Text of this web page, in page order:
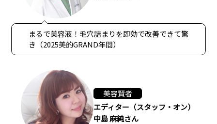
まるで美容液！毛穴詰まりを即効で改善できて驚
き（2025美的GRAND年間）
美容賢者
エディター（スタッフ・オン）
中島 麻純さん